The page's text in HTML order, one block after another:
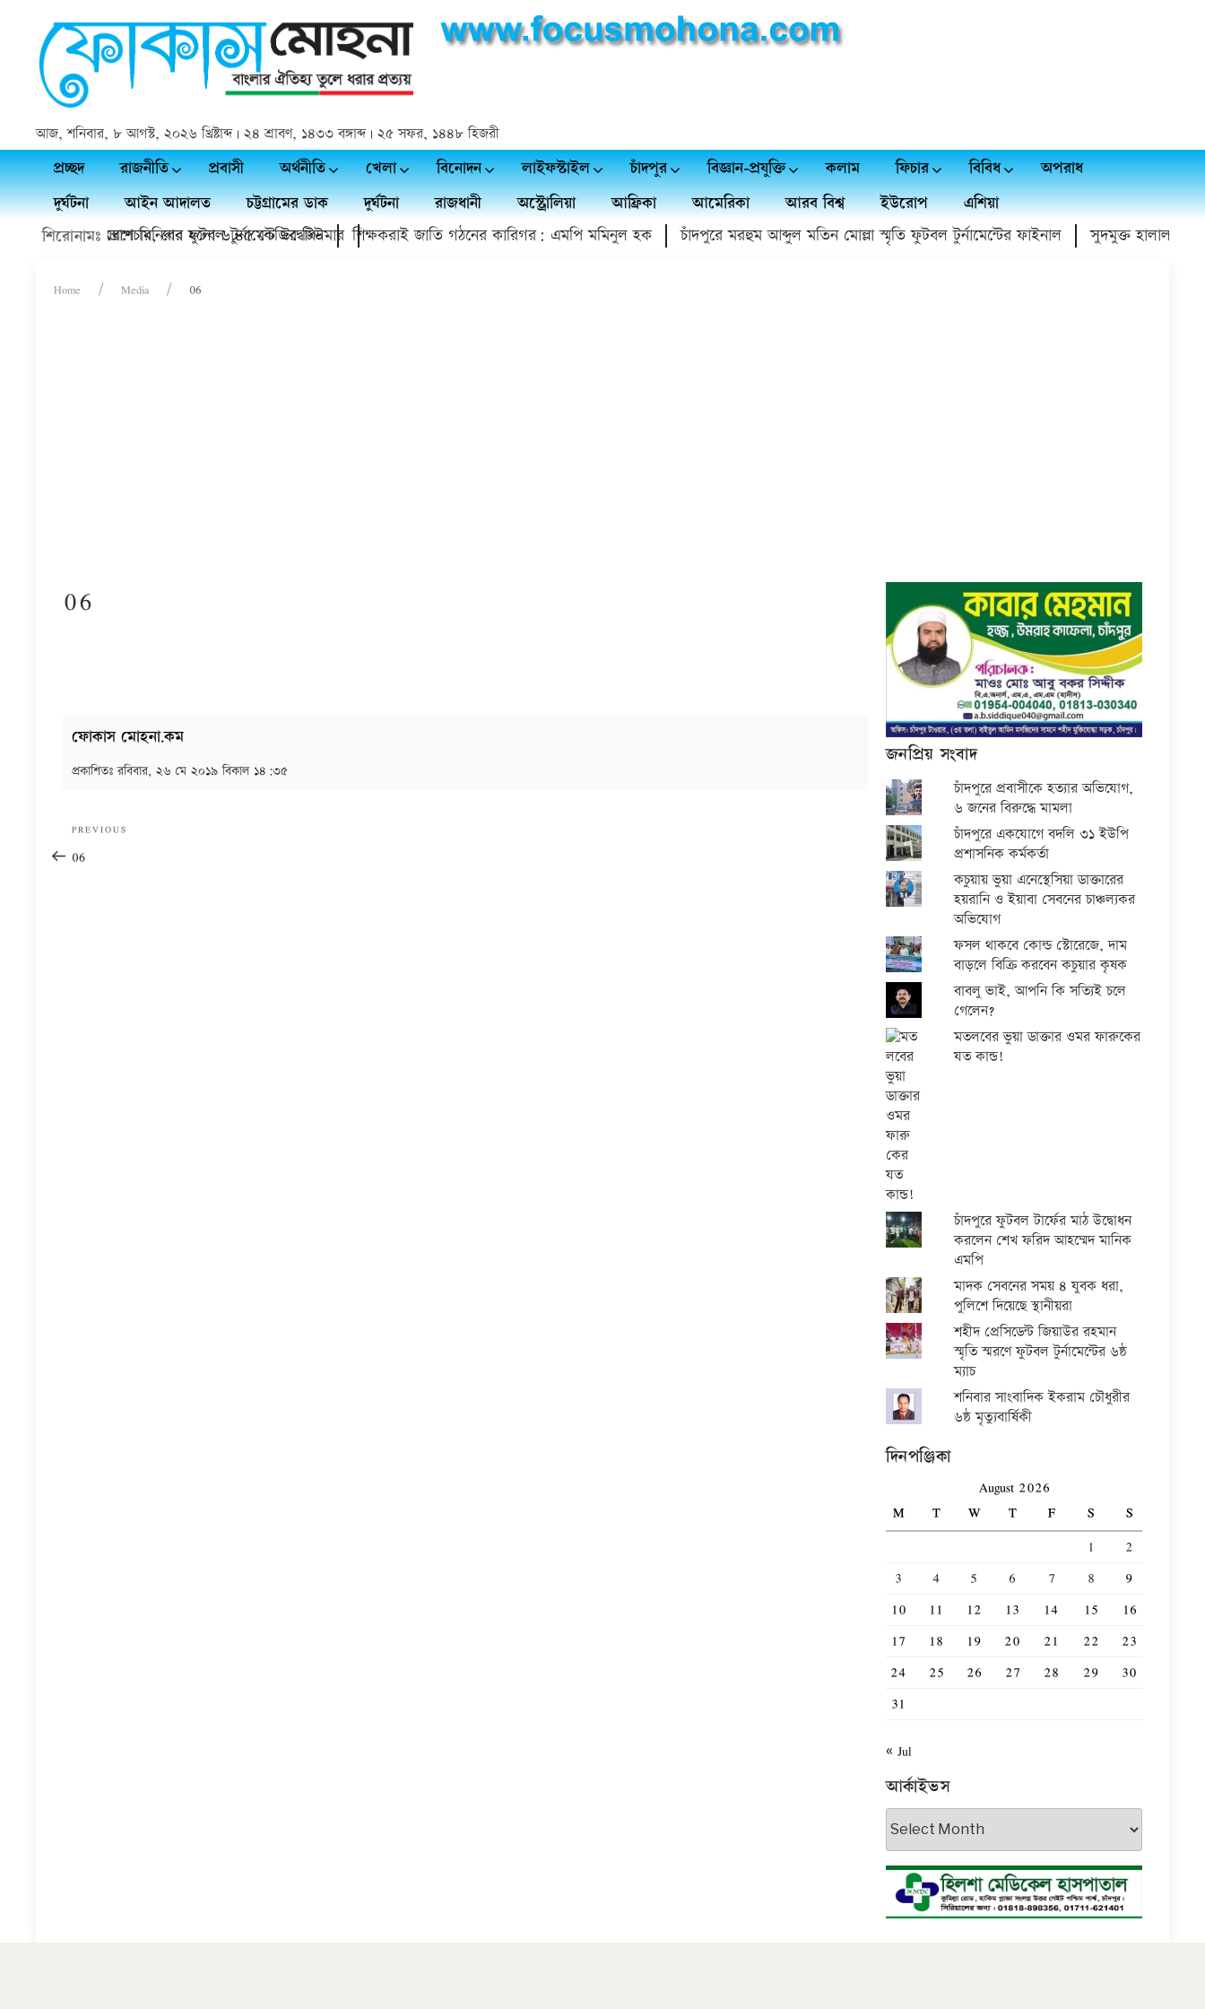
আজ, শনিবার, ৮ আগস্ট, ২০২৬ খ্রিষ্টাব্দ | ২৪ শ্রাবণ, ১৪৩৩ বঙ্গাব্দ | ২৫ সফর, ১৪৪৮ হিজরী
প্রচ্ছদ রাজনীতি প্রবাসী অর্থনীতি খেলা বিনোদন লাইফস্টাইল চাঁদপুর বিজ্ঞান-প্রযুক্তি কলাম ফিচার বিবিধ
অপরাধ
দুর্ঘটনা
আইন আদালত চট্টগ্রামের ডাক দুর্ঘটনা রাজধানী অস্ট্রোলিয়া আফ্রিকা আমেরিকা আরব বিশ্ব ইউরোপ
এশিয়া
শিরোনামঃ
স্মৃতি স্মরণে মিনিবার ফুটবল টুর্নামেন্ট উদ্বোধন শিক্ষকরাই জাতি গঠনের কারিগর: এমপি মমিনুল হক চাঁদপুরে মরহুম আব্দুল মতিন মোল্লা স্মৃতি ফুটবল টুর্নামেন্টের ফাইনাল সুদমুক্ত হালাল আয়ের
সফল অস্ত্রোপচার, বের হলো ৬.৪৫ কেজির টিউমার
Home Media 06
06
ফোকাস মোহনা.কম
প্রকাশিতঃরবিবার, ২৬ মে ২০১৯ বিকাল ১৪:৩৫
Previous
Post
PREVIOUS
06
জনপ্রিয় সংবাদ
চাঁদপুরে প্রবাসীকে হত্যার অভিযোগ,
৬ জনের বিরুদ্ধে মামলা
চাঁদপুরে একযোগে বদলি ৩১ ইউপি
প্রশাসনিক কর্মকর্তা
কচুয়ায় ভুয়া এনেস্থেসিয়া ডাক্তারের
হয়রানি ও ইয়াবা সেবনের চাঞ্চল্যকর
অভিযোগ
ফসল থাকবে কোল্ড স্টোরেজে, দাম
বাড়লে বিক্রি করবেন কচুয়ার কৃষক
বাবলু ভাই, আপনি কি সত্যিই চলে
গেলেন?
মতলবের ভুয়া ডাক্তার ওমর ফারুকের
যত কান্ড!
চাঁদপুরে ফুটবল টার্ফের মাঠ উদ্বোধন
করলেন শেখ ফরিদ আহম্মেদ মানিক
এমপি
মাদক সেবনের সময় ৪ যুবক ধরা,
পুলিশে দিয়েছে স্থানীয়রা
শহীদ প্রেসিডেন্ট জিয়াউর রহমান
স্মৃতি স্মরণে ফুটবল টুর্নামেন্টের ৬ষ্ঠ
ম্যাচ
শনিবার সাংবাদিক ইকরাম চৌধুরীর
৬ষ্ঠ মৃত্যুবার্ষিকী
দিনপঞ্জিকা
August 2026
M
T W T F S
S
1
2
3
4 5 6 7 8
9
10
11 12 13 14 15
16
17
18 19 20 21 22
23
24
25 26 27 28 29
30
31
« Jul
আর্কাইভস
আর্কাইভস